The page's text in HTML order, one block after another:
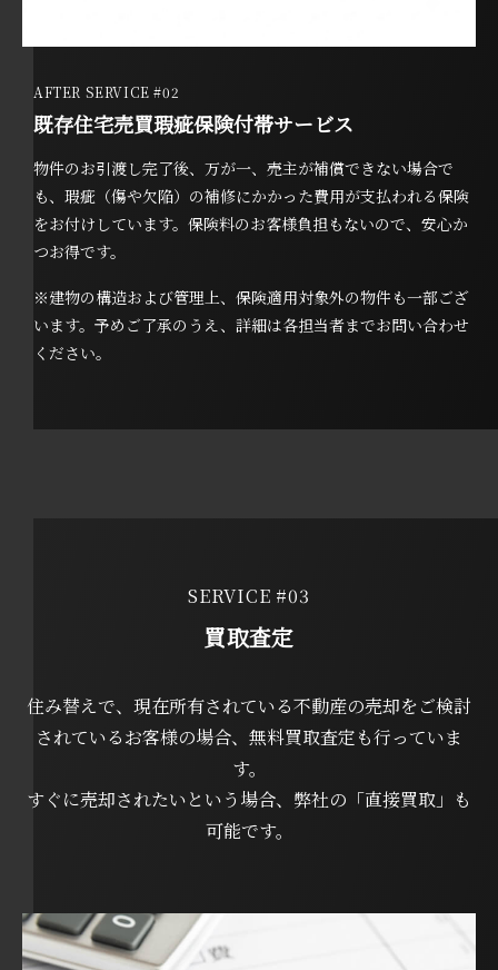
AFTER SERVICE #02
既存住宅売買瑕疵保険付帯サービス
物件のお引渡し完了後、万が一、売主が補償できない場合で
も、瑕疵（傷や欠陥）の補修にかかった費用が支払われる保険
をお付けしています。保険料のお客様負担もないので、安心か
つお得です。
※建物の構造および管理上、保険適用対象外の物件も一部ござ
います。予めご了承のうえ、詳細は各担当者までお問い合わせ
ください。
SERVICE #03
買取査定
住み替えで、現在所有されている不動産の売却をご検討
されているお客様の場合、無料買取査定も行っていま
す。
すぐに売却されたいという場合、弊社の「直接買取」も
可能です。